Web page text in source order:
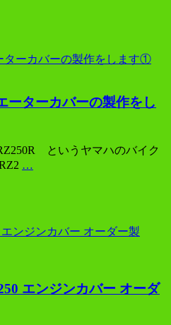
ーターカバーの製作をし
というヤマハのバイク
…
エンジンカバー オーダ